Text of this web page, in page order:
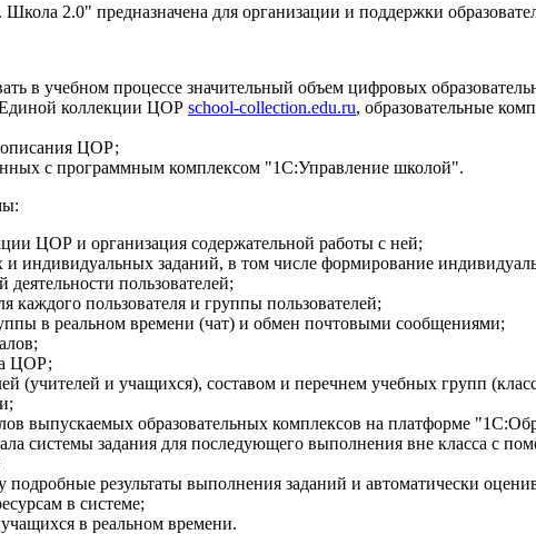
2.0" предназначена для организации и поддержки
в учебном процессе значительный объем цифровых
Единой коллекции ЦОР school-collection.edu.ru, образовательные
описания ЦОР;
с программным комплексом "1С:Управление школой".
ЦОР и организация содержательной работы с ней;
индивидуальных заданий, в том числе формирование
пользователей;
каждого пользователя и группы пользователей;
в реальном времени (чат) и обмен почтовыми сообщениями;
ЦОР;
(учителей и учащихся), составом и перечнем учебных групп
выпускаемых образовательных комплексов на платформе
системы задания для последующего выполнения вне класса с
подробные результаты выполнения заданий и автоматически
в системе;
в реальном времени.